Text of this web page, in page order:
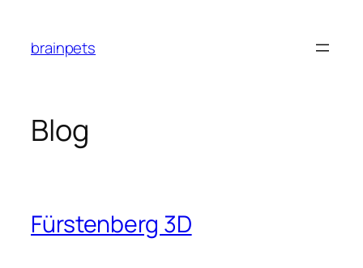
springen
brainpets
Blog
Fürstenberg 3D